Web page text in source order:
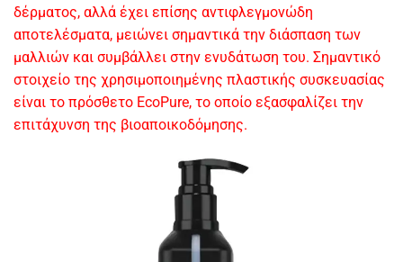
δέρματος, αλλά έχει επίσης αντιφλεγμονώδη
αποτελέσματα, μειώνει σημαντικά την διάσπαση των
μαλλιών και συμβάλλει στην ενυδάτωση του. Σημαντικό
στοιχείο της χρησιμοποιημένης πλαστικής συσκευασίας
είναι το πρόσθετο EcoPure, το οποίο εξασφαλίζει την
επιτάχυνση της βιοαποικοδόμησης.